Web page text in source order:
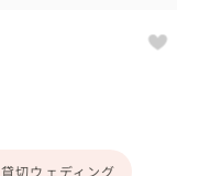
貸切ウェディング